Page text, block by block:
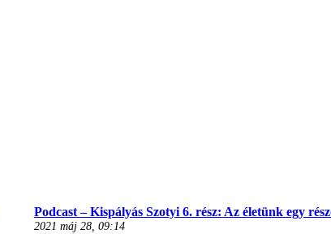
Podcast – Kispályás Szotyi 6. rész: Az életünk egy
2021 máj 28, 09:14